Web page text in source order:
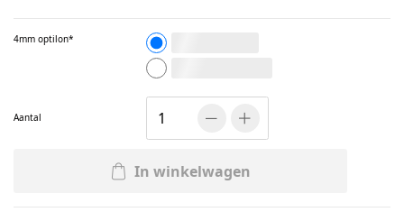
4mm optilon
Aantal
In winkelwagen